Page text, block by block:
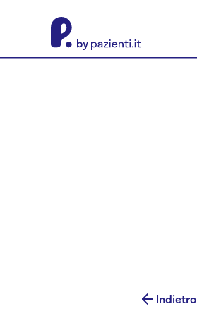
Indietro